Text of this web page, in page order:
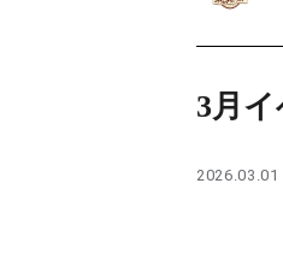
施設案内・アク
3月
2026.03.01